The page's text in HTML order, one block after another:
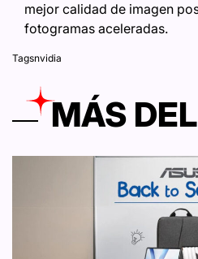
mejor calidad de imagen
fotogramas aceleradas.
Tagsnvidia
MÁS